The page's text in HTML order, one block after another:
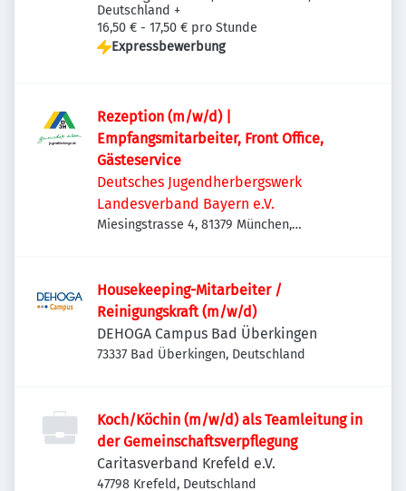
Deutschland +
16,50 € - 17,50 € pro Stunde
Expressbewerbung
Rezeption (m/w/d) |
Empfangsmitarbeiter, Front Office,
Gästeservice
Deutsches Jugendherbergswerk
Landesverband Bayern e.V.
Miesingstrasse 4, 81379 München,
Housekeeping-Mitarbeiter /
Reinigungskraft (m/w/d)
DEHOGA Campus Bad Überkingen
73337 Bad Überkingen, Deutschland
Koch/Köchin (m/w/d) als Teamleitung in
der Gemeinschaftsverpflegung
Caritasverband Krefeld e.V.
47798 Krefeld, Deutschland